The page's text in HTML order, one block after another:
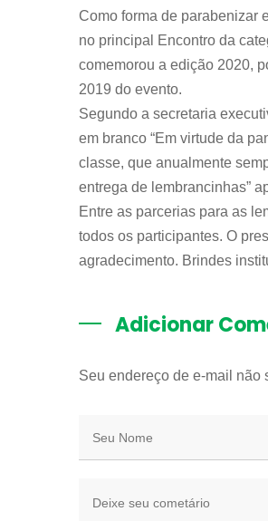
Como forma de parabenizar
no principal Encontro da
comemorou a edição 2020,
2019 do evento.
Segundo a secretaria
em branco “Em virtude da
classe, que anualmente
entrega de lembrancinhas”
Entre as parcerias para as
todos os participantes. O
agradecimento. Brindes
Adicionar
Seu endereço de e-mail não